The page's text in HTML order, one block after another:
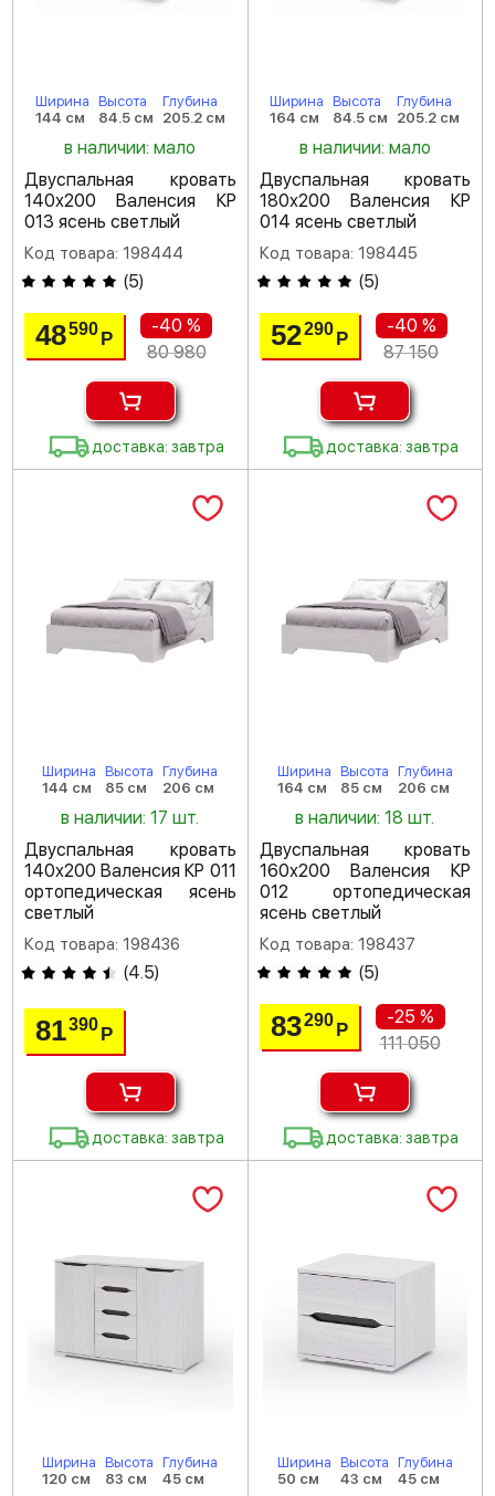
Ширина
144 см
Высота
84.5 см
Глубина
205.2 см
в наличии: мало
Двуспальная кровать
140х200 Валенсия КР
013 ясень светлый
Код товара: 198444
(5)
48590Р
-40 %
80 980
доставка: завтра
Ширина
164 см
Высота
84.5 см
Глубина
205.2 см
в наличии: мало
Двуспальная кровать
180х200 Валенсия КР
014 ясень светлый
Код товара: 198445
(5)
52290 Р
-40 %
87 150
доставка: завтра
Ширина
144 см
Высота
85 см
Глубина
206 см
в наличии: 17 шт.
Двуспальная кровать
140х200 Валенсия КР 011
ортопедическая ясень
светлый
Код товара: 198436
(4.5)
81390Р
доставка: завтра
Ширина
164 см
Высота
85 см
Глубина
206 см
в наличии: 18 шт.
Двуспальная кровать
160х200 Валенсия КР
012 ортопедическая
ясень светлый
Код товара: 198437
(5)
83290 Р
-25 %
111 050
доставка: завтра
Ширина
120 см
Высота
83 см
Глубина
45 см
Ширина
50 см
Высота
43 см
Глубина
45 см